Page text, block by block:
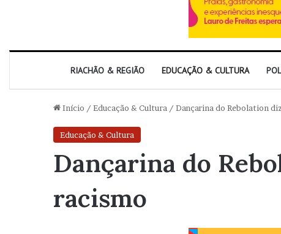
RIACHÃO & REGIÃO EDUCAÇÃO & CULTURA
Início / Educação & Cultura / Dançarina do Rebolation
Educação & Cultura
Dançarina do
racismo